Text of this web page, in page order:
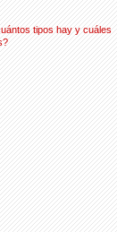
tipos hay y cuáles